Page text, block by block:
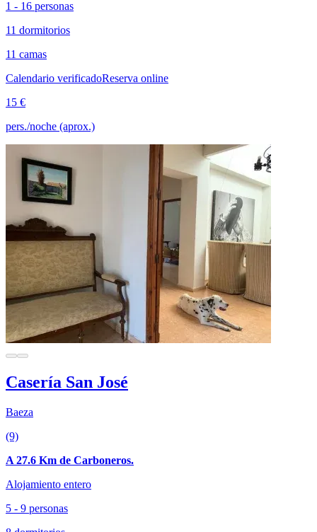
1 - 16 personas
11 dormitorios
11 camas
Calendario verificadoReserva online
15 €
pers./noche (aprox.)
Casería San José
Baeza
(9)
A 27.6 Km de Carboneros.
Alojamiento entero
5 - 9 personas